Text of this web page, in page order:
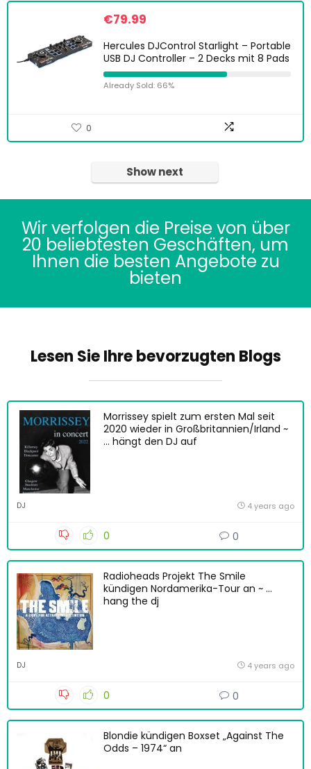
€79.99
Hercules DJControl Starlight – Portable
USB DJ Controller – 2 Decks mit 8 Pads
Already Sold: 66%
0
Show next
Wir verfolgen die Preise von über
20 beliebtesten Geschäften, um
Ihnen die besten Angebote zu
bieten
Lesen Sie Ihre bevorzugten Blogs
Morrissey spielt zum ersten Mal seit
2020 wieder in Großbritannien/Irland ~
… hängt den DJ auf
DJ 4 years ago
0 0
Radioheads Projekt The Smile
kündigen Nordamerika-Tour an ~ …
hang the dj
DJ 4 years ago
0 0
Blondie kündigen Boxset „Against The
Odds – 1974“ an